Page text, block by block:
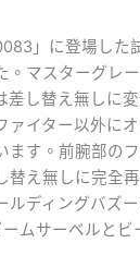
」に登場した
。マスターグレ
差し替え無しに
ァイター以外に
ます。前腕部の
替え無しに完全
ルディングバズ
ムサーベルとビ